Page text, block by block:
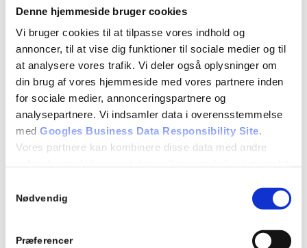
Denne hjemmeside bruger cookies
Vi bruger cookies til at tilpasse vores indhold og
annoncer, til at vise dig funktioner til sociale medier og til
at analysere vores trafik. Vi deler også oplysninger om
din brug af vores hjemmeside med vores partnere inden
for sociale medier, annonceringspartnere og
analysepartnere. Vi indsamler data i overensstemmelse
med Googles Business Data Responsibility Site.
Vores partnere kan kombinere disse data med andre
Se Cookie & Privatlivspolitik
Nødvendig
Præferencer
Detaljer
Dato:
23/01/2023
Tidspunkt:
18:15 - 21:15
Teori 7 - mandagshold